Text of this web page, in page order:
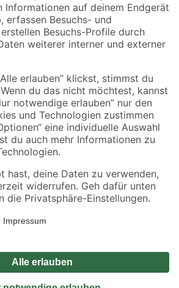
Versandarten
MwSt.. Die dargestellten Angebote sind unter
verfügbar. Die angegebenen Verfügbarkeiten beziehen
reicht.
gilt nicht für Artikel mit Speditionsversand, hier
Impressum
Widerrufsrecht
Vertrag widerrufen